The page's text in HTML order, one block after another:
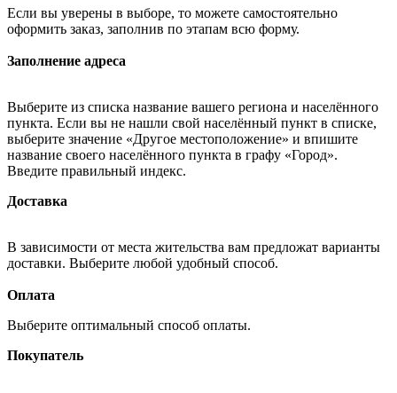
Если вы уверены в выборе, то можете самостоятельно
оформить заказ, заполнив по этапам всю форму.
Заполнение адреса
Выберите из списка название вашего региона и населённого
пункта. Если вы не нашли свой населённый пункт в списке,
выберите значение «Другое местоположение» и впишите
название своего населённого пункта в графу «Город».
Введите правильный индекс.
Доставка
В зависимости от места жительства вам предложат варианты
доставки. Выберите любой удобный способ.
Оплата
Выберите оптимальный способ оплаты.
Покупатель